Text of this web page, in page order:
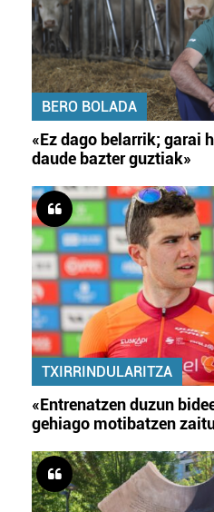
BERO BOLADA
«Ez dago belarrik; garai
daude bazter guztiak»
TXIRRINDULARITZA
«Entrenatzen duzun
gehiago motibatzen